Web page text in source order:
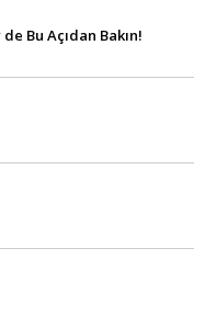
Bu Açıdan Bakın!